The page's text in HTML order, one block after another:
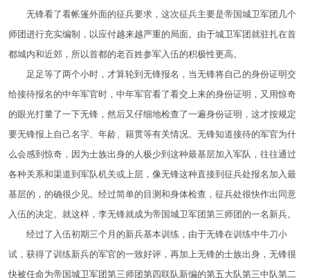
无锋看了看帐篷外面的征兵要求，这次征兵主要是帝国城卫军团几个
师团进行充实编制，以应付越来越严重的局面。由于城卫军团就驻扎在首
都城内和近郊，所以首都的老百姓参军入伍的积极性更高。
足足等了两个小时，才算轮到无锋报名，当无锋将自己的身份证明交
给接待报名的中年军官时，中年军官看了看交上来的身份证明，又用惊奇
的眼光打量了一下无锋，然后又仔细地检查了一遍身份证明，这才按规定
要无锋报上自己名字、年龄、籍贯等有关情况。无锋知道接待的军官为什
么会感到惊奇，因为士族出身的人极少到这种最基层加入军队，往往通过
各种关系和渠道到军队机关或上层，像无锋这种直接到征兵处报名加入最
基层的，的确很少见。经过简单的目测和身体检查，征兵处很快作出同意
入伍的决定。就这样，李无锋就成为帝国城卫军团第三师团的一名新兵。
经过了入伍初期三个月的新兵基本训练，由于无锋在训练中牛刀小
试，获得了训练新兵的军官的一致好评，再加上无锋的士族出身，无锋很
快被任命为帝国城卫军团第三师团第四联队新编的第五大队第三中队第二